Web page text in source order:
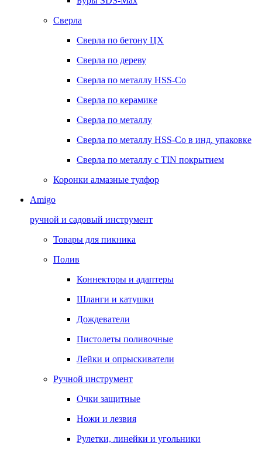
Сверла
Сверла по бетону ЦХ
Сверла по дереву
Сверла по металлу HSS-Co
Сверла по керамике
Сверла по металлу
Сверла по металлу HSS-Co в инд. упаковке
Сверла по металлу с TIN покрытием
Коронки алмазные тулфор
Amigo
ручной и садовый инструмент
Товары для пикника
Полив
Коннекторы и адаптеры
Шланги и катушки
Дождеватели
Пистолеты поливочные
Лейки и опрыскиватели
Ручной инструмент
Очки защитные
Ножи и лезвия
Рулетки, линейки и угольники